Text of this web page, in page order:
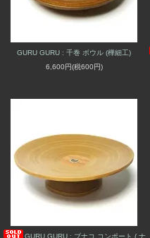
GURU GURU : 千巻 ボウル (樺細工)
6,600円(税600円)
GURU GURU : ブナコ コンポート ( ナ